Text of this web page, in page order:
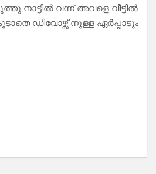
നാട്ടിൽ വന്ന് അവളെ വീട്ടിൽ
ഡിവോഴ്സ് നുള്ള ഏർപ്പാടും